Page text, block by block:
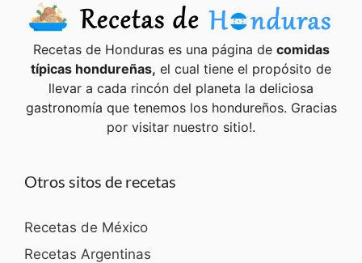
Recetas de Honduras es una página de comidas
típicas hondureñas, el cual tiene el propósito de
llevar a cada rincón del planeta la deliciosa
gastronomía que tenemos los hondureños. Gracias
por visitar nuestro sitio!.
Otros sitos de recetas
Recetas de México
Recetas Argentinas